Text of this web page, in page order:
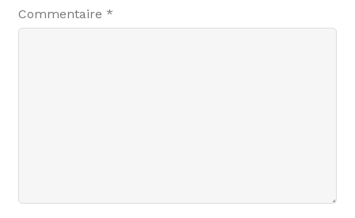
Commentaire *